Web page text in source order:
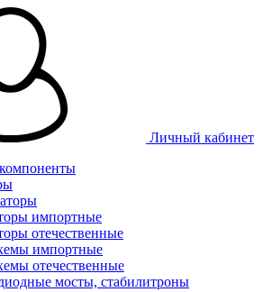
Личный кабинет
импортные
отечественные
импортные
отечественные
мосты, стабилитроны